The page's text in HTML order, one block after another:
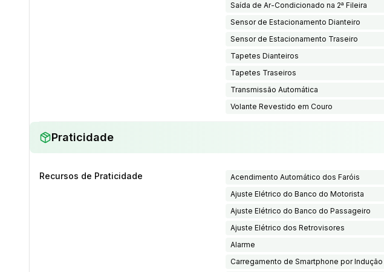
Saída de Ar-Condicionado na 2ª Fileira
Sensor de Estacionamento Dianteiro
Sensor de Estacionamento Traseiro
Tapetes Dianteiros
Tapetes Traseiros
Transmissão Automática
Volante Revestido em Couro
Praticidade
Recursos de Praticidade
Acendimento Automático dos Faróis
Ajuste Elétrico do Banco do Motorista
Ajuste Elétrico do Banco do Passageiro
Ajuste Elétrico dos Retrovisores
Alarme
Carregamento de Smartphone por Indução